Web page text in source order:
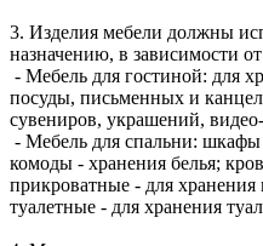
3. Изделия мебели должны
назначению, в зависимости
- Мебель для гостиной: для
посуды, письменных и
сувениров, украшений,
- Мебель для спальни:
комоды - хранения белья;
прикроватные - для
туалетные - для хранения